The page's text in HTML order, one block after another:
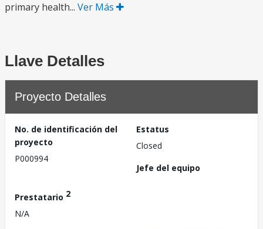
primary health... Ver Más
Llave Detalles
Proyecto Detalles
No. de identificación del
proyecto
P000994
Estatus
Closed
Jefe del equipo
Prestatario 2
N/A